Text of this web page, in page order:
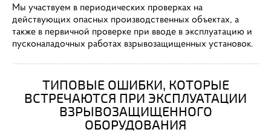
Мы участвуем в периодических проверках на
действующих опасных производственных объектах, а
также в первичной проверке при вводе в эксплуатацию и
пусконаладочных работах взрывозащищенных установок.
ТИПОВЫЕ ОШИБКИ, КОТОРЫЕ
ВСТРЕЧАЮТСЯ ПРИ ЭКСПЛУАТАЦИИ
ВЗРЫВОЗАЩИЩЕННОГО
ОБОРУДОВАНИЯ